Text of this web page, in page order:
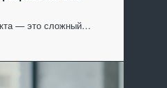
— это сложный…